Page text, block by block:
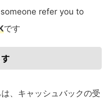
refer you to
です
、キャッシュバックの受